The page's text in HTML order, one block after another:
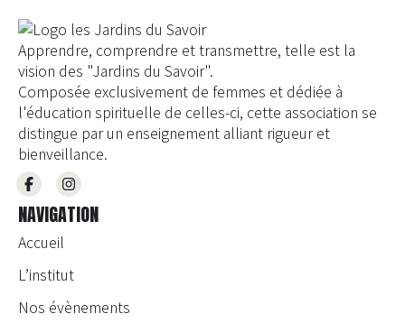
Apprendre, comprendre et transmettre, telle est la
vision des "Jardins du Savoir".
Composée exclusivement de femmes et dédiée à
l'éducation spirituelle de celles-ci, cette association se
distingue par un enseignement alliant rigueur et
bienveillance.
NAVIGATION
Accueil
L’institut
Nos évènements